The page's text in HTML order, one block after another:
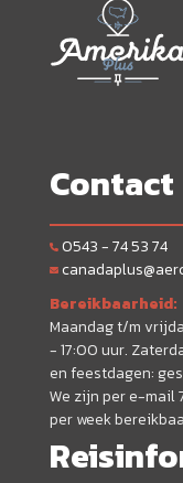
Contact
0543 - 74 53 74
Bereikbaarheid:
Maandag t/m
- 17:00 uur.
en feestdagen:
We zijn per e-mail
per week